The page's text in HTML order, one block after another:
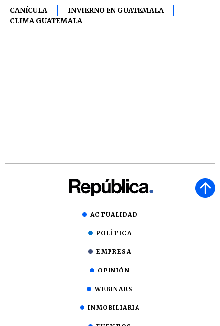
CANÍCULA
INVIERNO EN GUATEMALA
CLIMA GUATEMALA
ACTUALIDAD
POLÍTICA
EMPRESA
OPINIÓN
WEBINARS
INMOBILIARIA